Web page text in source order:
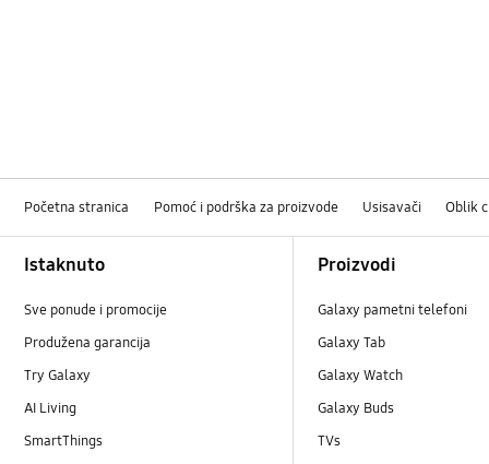
Početna stranica Pomoć i podrška za proizvode Usisavači Oblik
Istaknuto
Sve ponude i promocije
Produžena garancija
Try Galaxy
AI Living
SmartThings
Proizvodi
Galaxy pametni telefoni
Galaxy Tab
Galaxy Watch
Galaxy Buds
TVs